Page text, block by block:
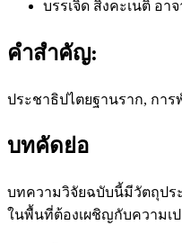
บรรเจิด สิงคะเนติ อา
คำสำคัญ:
ประชาธิปไตยฐานราก, กา
บทคัดย่อ
บทความวิจัยฉบับนี้มีวัตถุปร
ในพื้นที่ต้องเผชิญกับความเ